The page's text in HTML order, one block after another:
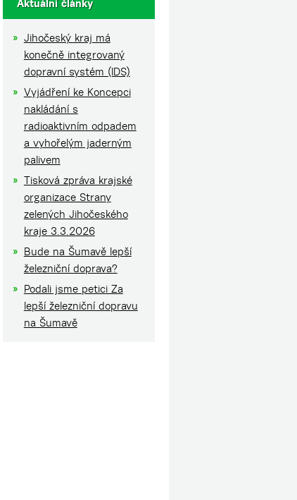
Aktuální články
Jihočeský kraj má
konečně integrovaný
dopravní systém (IDS)
Vyjádření ke Koncepci
nakládání s
radioaktivním odpadem
a vyhořelým jaderným
palivem
Tisková zpráva krajské
organizace Strany
zelených Jihočeského
kraje 3.3.2026
Bude na Šumavě lepší
železniční doprava?
Podali jsme petici Za
lepší železniční dopravu
na Šumavě